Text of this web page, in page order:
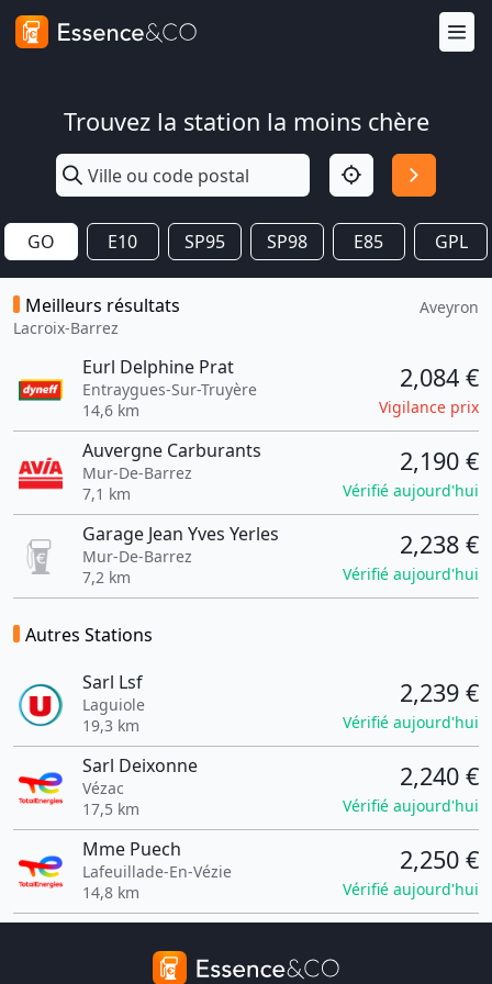
Trouvez la station la moins chère
GO E10 SP95 SP98 E85 GPL
Meilleurs résultats
Lacroix-Barrez
Aveyron
Eurl Delphine Prat
Entraygues-Sur-Truyère
14,6 km
2,084 €
Vigilance prix
Auvergne Carburants
Mur-De-Barrez
7,1 km
2,190 €
Vérifié aujourd'hui
Garage Jean Yves Yerles
Mur-De-Barrez
7,2 km
2,238 €
Vérifié aujourd'hui
Autres Stations
Sarl Lsf
Laguiole
19,3 km
2,239 €
Vérifié aujourd'hui
Sarl Deixonne
Vézac
17,5 km
2,240 €
Vérifié aujourd'hui
Mme Puech
Lafeuillade-En-Vézie
14,8 km
2,250 €
Vérifié aujourd'hui